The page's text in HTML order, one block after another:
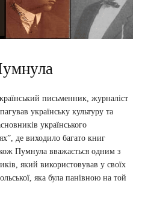
письменник, журналіст
українську культуру та
українського
де виходило багато книг
Пумнула вважається одним з
який використовував у своїх
яка була панівною на той